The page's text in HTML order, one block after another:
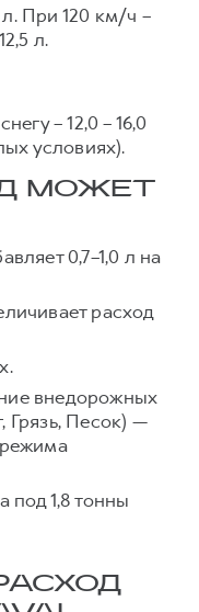
л. При 120 км/ч –
л.
– 12,0 – 16,0
условиях).
МОЖЕТ
0,7–1,0 л на
расход
внедорожных
Грязь, Песок) —
под 1,8 тонны